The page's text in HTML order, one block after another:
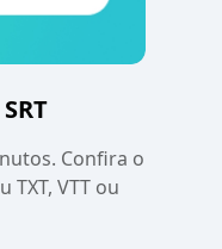
Confira o
VTT ou